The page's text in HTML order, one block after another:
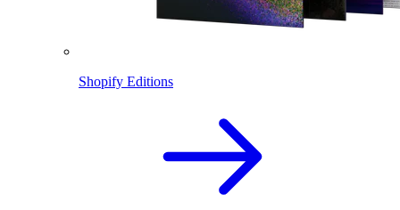
Shopify Editions